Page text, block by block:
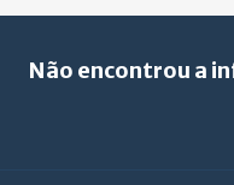
Não encontrou a